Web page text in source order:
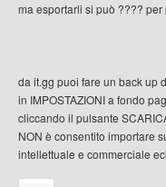
ma esportarli si può ????
da it.gg puoi fare un back up
in IMPOSTAZIONI a fondo
cliccando il pulsante
NON è consentito importare
intellettuale e commerciale